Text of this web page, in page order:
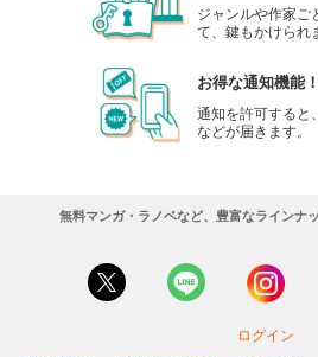
ジャンルや作家ご
て、鍵もかけられ
お得な通知機能！
通知を許可すると
などが届きます。
無料マンガ・ラノベなど、豊富なラインナ
ログイン